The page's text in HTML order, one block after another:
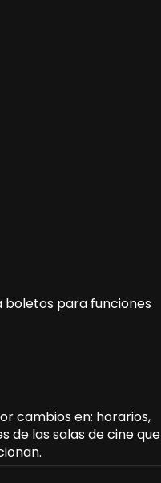
boletos para funciones
cambios en: horarios,
de las salas de cine que